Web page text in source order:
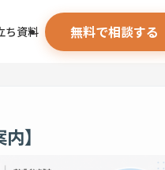
ち資料 無料で相談する
】